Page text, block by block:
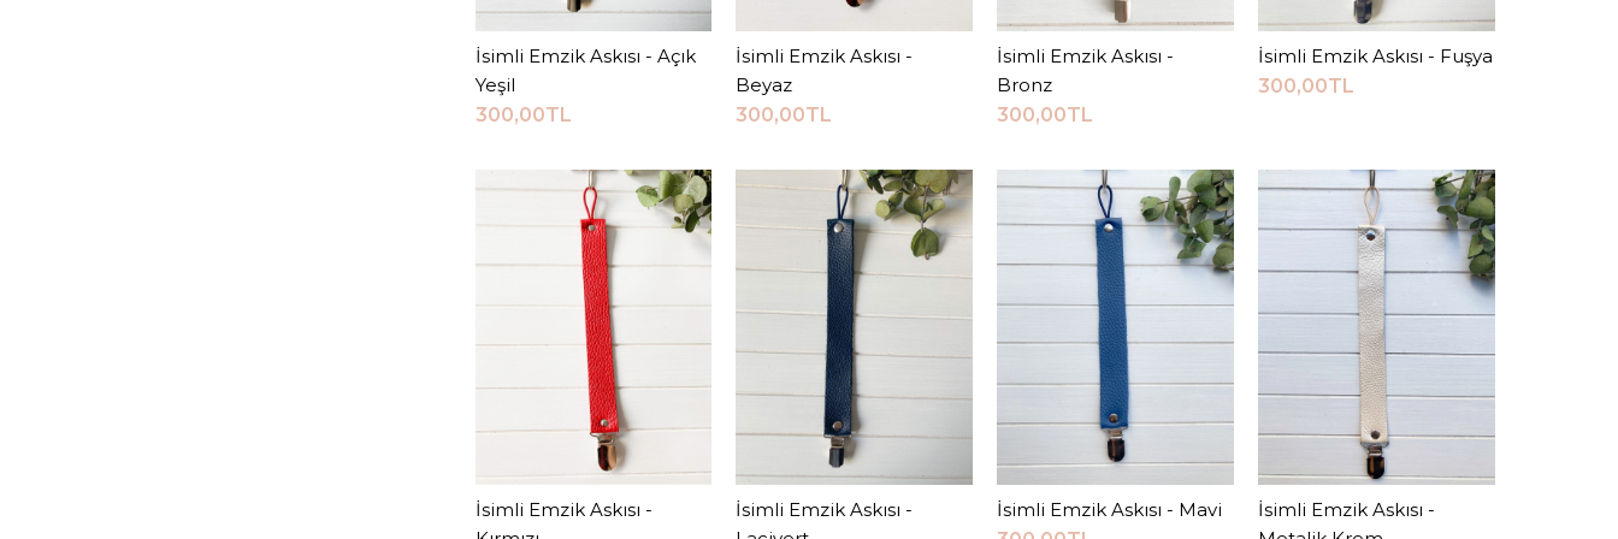
JEEYMI BABY
Beyaz Emzik Askısı
270,00TL
Sepete Ekle
KARŞILAŞTIRMA LISTESINE EKLE
ALIŞVERIŞ LISTESINE EKLE
Sepete Ekle
İsimli Emzik Askısı - Açık
Yeşil
300,00TL
Sepete Ekle
İsimli Emzik Askısı -
Beyaz
300,00TL
Sepete Ekle
İsimli Emzik Askısı -
Bronz
300,00TL
Sepete Ekle
İsimli Emzik Askısı - Fuşya
300,00TL
Sepete Ekle
İsimli Emzik Askısı -
Sepete Ekle
İsimli Emzik Askısı -
Sepete Ekle
İsimli Emzik Askısı - Mavi
Sepete Ekle
İsimli Emzik Askısı -